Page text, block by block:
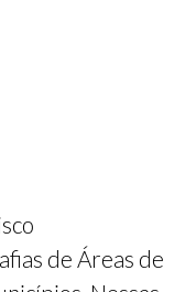
de Áreas de